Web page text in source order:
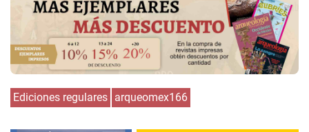
Ediciones regulares arqueomex166